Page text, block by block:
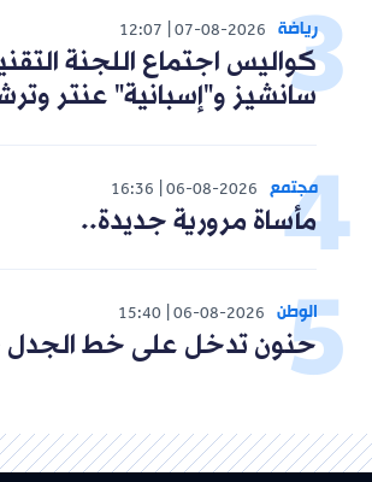
رياضة 07-08-2026
12:07
كواليس اجتماع اللجنة
سانشيز و"إسبانية" عنتر
مجتمع 06-08-2026
16:36
مأساة مرورية جديدة..
الوطن 06-08-2026
15:40
حنون تدخل على خط الجدل